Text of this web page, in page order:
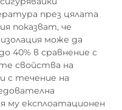
през цялата
показват, че
може да
40% в сравнение с
свойства на
с течение на
му експлоатационен